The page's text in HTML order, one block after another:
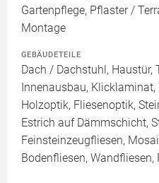
Gartenpflege, Pflaster /
Montage
GEBÄUDETEILE
Dach / Dachstuhl, Haustür,
Innenausbau,
Holzoptik, Fliesenoptik,
Estrich auf Dämmschicht,
Feinsteinzeugfliesen,
Bodenfliesen, Wandfliesen,